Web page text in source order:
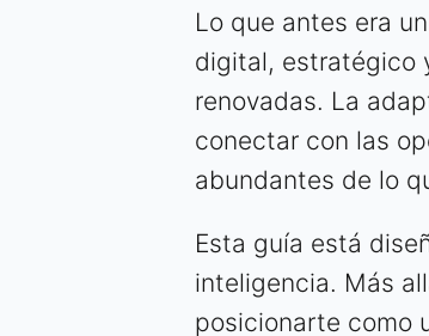
Lo que antes era
digital, estratégico
renovadas. La
conectar con las
abundantes de lo
Esta guía está
inteligencia. Más
posicionarte como